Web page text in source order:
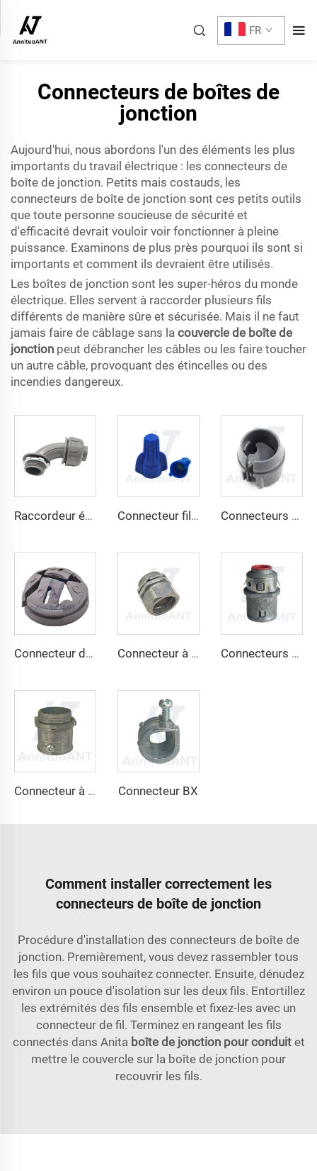
FR
Connecteurs de boîtes de
jonction
Aujourd'hui, nous abordons l'un des éléments les plus
importants du travail électrique : les connecteurs de
boîte de jonction. Petits mais costauds, les
connecteurs de boîte de jonction sont ces petits outils
que toute personne soucieuse de sécurité et
d'efficacité devrait vouloir voir fonctionner à pleine
puissance. Examinons de plus près pourquoi ils sont si
importants et comment ils devraient être utilisés.
Les boîtes de jonction sont les super-héros du monde
électrique. Elles servent à raccorder plusieurs fils
différents de manière sûre et sécurisée. Mais il ne faut
jamais faire de câblage sans la couvercle de boîte de
jonction peut débrancher les câbles ou les faire toucher
un autre câble, provoquant des étincelles ou des
incendies dangereux.
Raccordeur étanche aux liquides non métallique 90 degrés Connecteur filaire à vis sans ailes Connecteurs de câble à emboîtement en matériau non métallique
Connecteur de câble à verrouillage anti-choc non métallique Connecteur à compression Connecteurs avec gorge isolée
Connecteur à vis Connecteur BX
Comment installer correctement les
connecteurs de boîte de jonction
Procédure d'installation des connecteurs de boîte de
jonction. Premièrement, vous devez rassembler tous
les fils que vous souhaitez connecter. Ensuite, dénudez
environ un pouce d'isolation sur les deux fils. Entortillez
les extrémités des fils ensemble et fixez-les avec un
connecteur de fil. Terminez en rangeant les fils
connectés dans Anita boîte de jonction pour conduit et
mettre le couvercle sur la boîte de jonction pour
recouvrir les fils.